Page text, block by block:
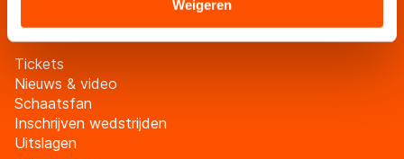
landen buiten de EU, zoals de VS, waar mogelijk geen
adequaat beschermingsniveau geldt volgens de GDPR.
Door op ‘Toestaan’ te klikken, stemt u in met deze
overdracht. Meer informatie vindt u in ons
Weigeren
Tickets
Nieuws & video
Schaatsfan
Inschrijven wedstrijden
Uitslagen